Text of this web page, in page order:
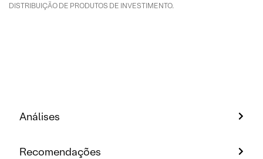
DISTRIBUIÇÃO DE PRODUTOS DE INVESTIMENTO.
Análises
Recomendações